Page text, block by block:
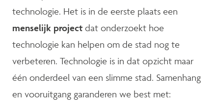
technologie. Het is in de eerste plaats een
menselijk projectdat onderzoekt hoe
technologie kan helpen om de stad nog te
verbeteren. Technologie is in dat opzicht maar
één onderdeel van een slimme stad. Samenhang
en vooruitgang garanderen we best met: